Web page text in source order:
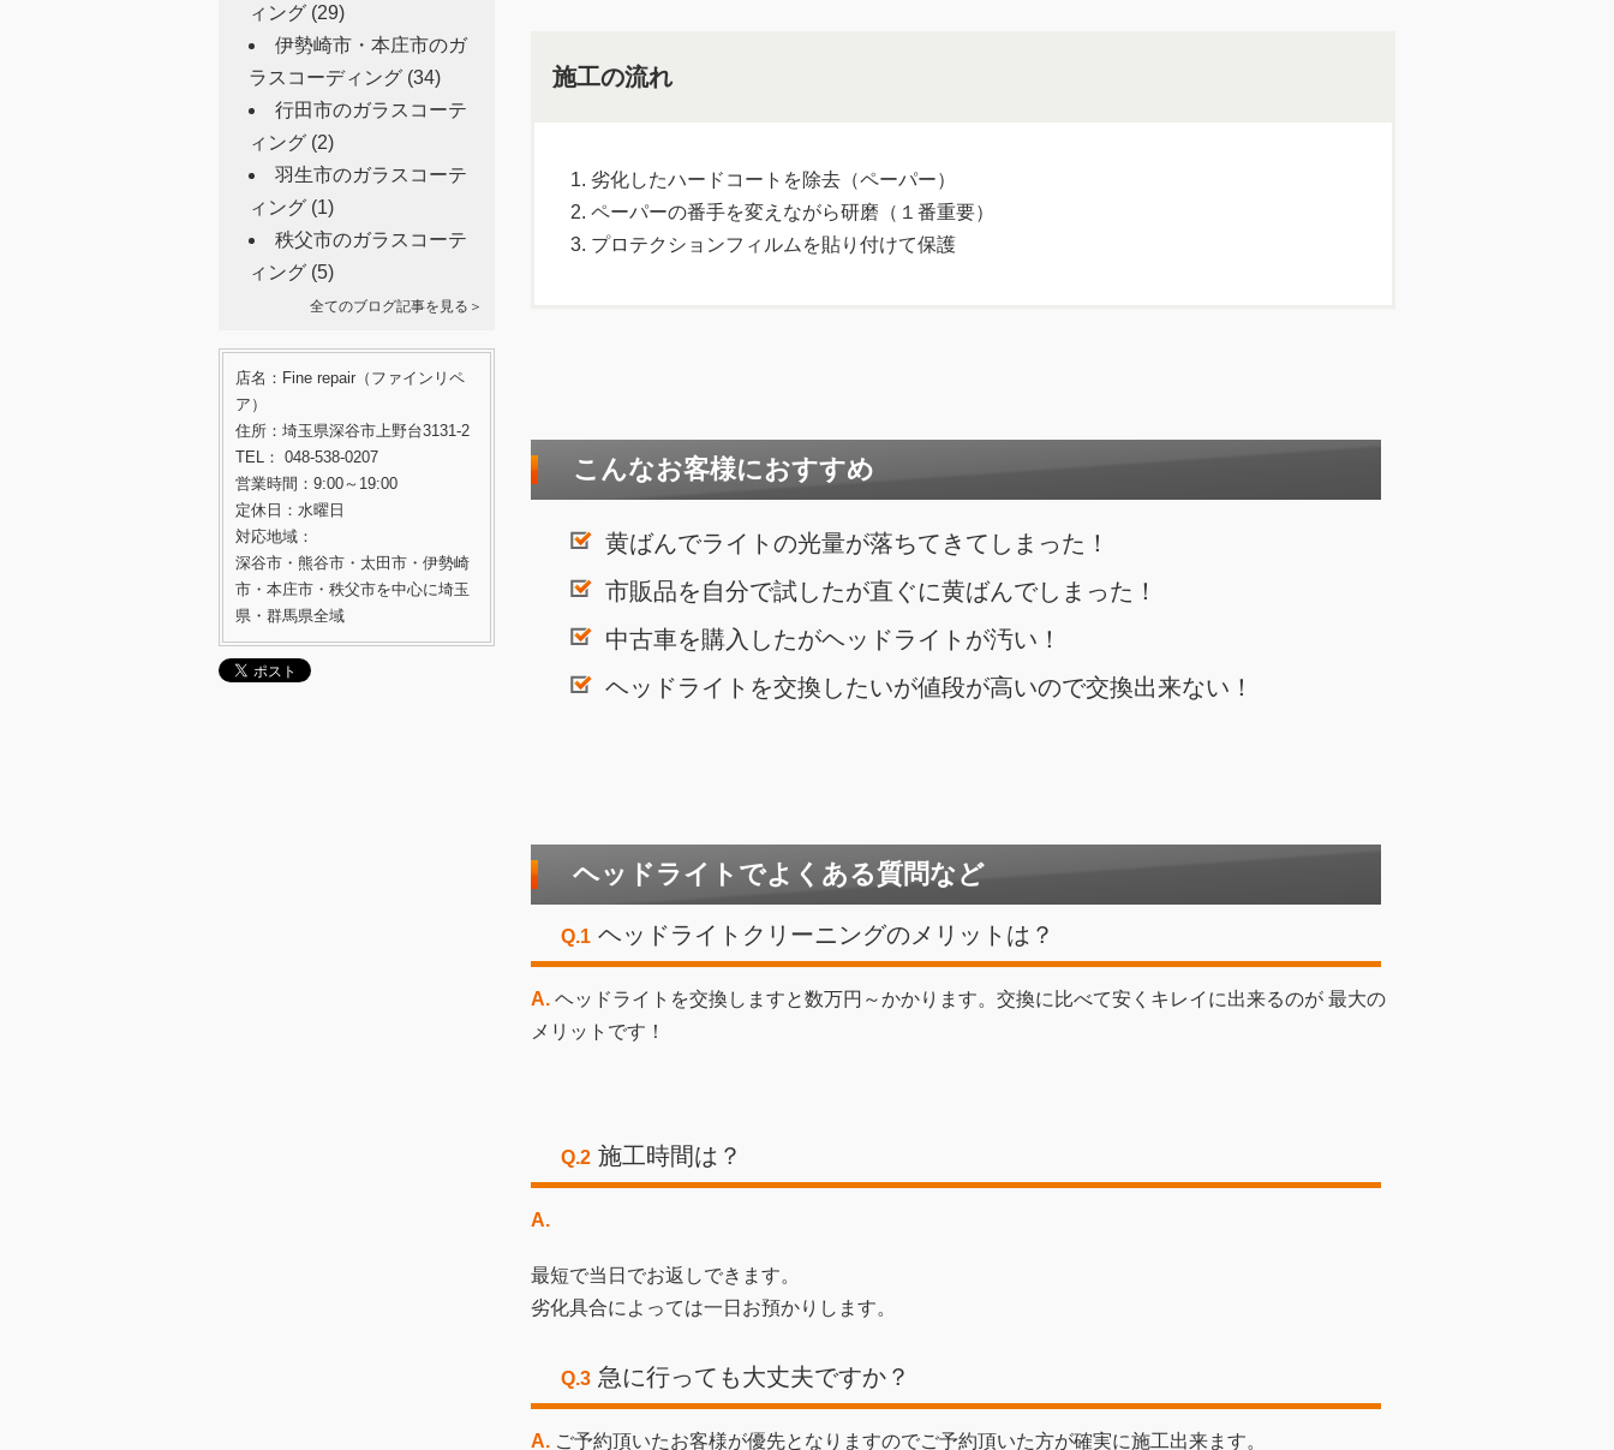
ィング (29)
伊勢崎市・本庄市のガ
ラスコーディング (34)
行田市のガラスコーテ
ィング (2)
羽生市のガラスコーテ
ィング (1)
秩父市のガラスコーテ
ィング (5)
全てのブログ記事を見る＞
店名：Fine repair（ファインリペ
ア）
住所：埼玉県深谷市上野台3131-2
TEL： 048-538-0207
営業時間：9:00～19:00
定休日：水曜日
対応地域：
深谷市・熊谷市・太田市・伊勢崎
市・本庄市・秩父市を中心に埼玉
県・群馬県全域
施工の流れ
劣化したハードコートを除去（ペーパー）
ペーパーの番手を変えながら研磨（１番重要）
プロテクションフィルムを貼り付けて保護
こんなお客様におすすめ
黄ばんでライトの光量が落ちてきてしまった！
市販品を自分で試したが直ぐに黄ばんでしまった！
中古車を購入したがヘッドライトが汚い！
ヘッドライトを交換したいが値段が高いので交換出来ない！
ヘッドライトでよくある質問など
Q.1 ヘッドライトクリーニングのメリットは？
A. ヘッドライトを交換しますと数万円～かかります。交換に比べて安くキレイに出来るのが 最大の
メリットです！
Q.2 施工時間は？
A.
最短で当日でお返しできます。
劣化具合によっては一日お預かりします。
Q.3 急に行っても大丈夫ですか？
A. ご予約頂いたお客様が優先となりますのでご予約頂いた方が確実に施工出来ます。